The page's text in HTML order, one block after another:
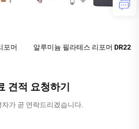
포머
알루미늄 필라테스 리포머 DR22
견적 요청하기
자가 곧 연락드리겠습니다.